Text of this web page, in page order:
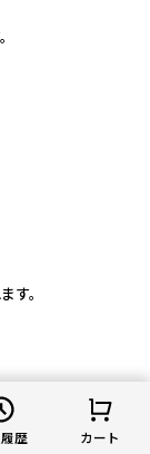
歴 カート
す。